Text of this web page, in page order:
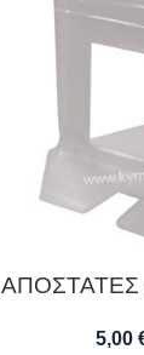
ΑΠΟΣΤΑΤΕΣ
5,00